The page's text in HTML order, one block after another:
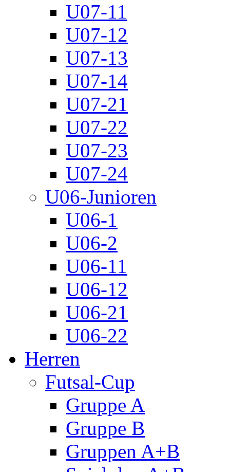
U07-11
U07-12
U07-13
U07-14
U07-21
U07-22
U07-23
U07-24
U06-Junioren
U06-1
U06-2
U06-11
U06-12
U06-21
U06-22
Herren
Futsal-Cup
Gruppe A
Gruppe B
Gruppen A+B